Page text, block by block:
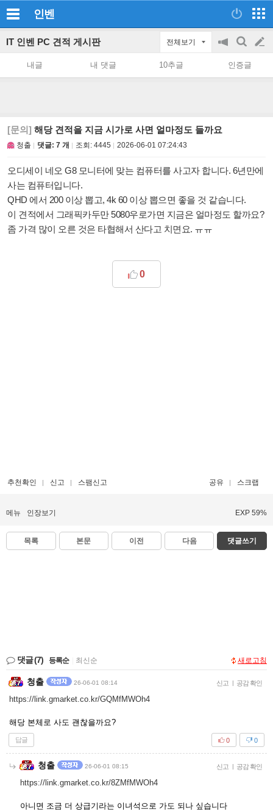
인벤
IT 인벤 PC 견적 게시판 전체보기
공
on/off
검
색
글
쓰
내글 내 댓글 10추글 인증글
[문의] 해당 견적을 지금 시가로 사면 얼마정도 들까요
청출 댓글: 7 개 조회: 4445 2026-06-01 07:24:43
오디세이 네오 G8 모니터에 맞는 컴퓨터를 사고자 합니다. 6년만에
사는 컴퓨터입니다.
QHD 에서 200 이상 뽑고, 4k 60 이상 뽑으면 좋을 것 같습니다.
이 견적에서 그래픽카두만 5080우로가면 지금은 얼마정도 할까요?
좀 가격 많이 오른 것은 타협해서 산다고 치면요. ㅠㅠ
0
추천확인 신고 스팸신고 공유 스크랩
메뉴 인장보기 EXP 59%
목록 본문 이전 다음 댓글쓰기
댓글(7) 등록순 최신순 새로고침
청출 26-06-01 08:14 신고 | 공감 확인
https://link.gmarket.co.kr/GQMfMWOh4
해당 본체로 사도 괜찮을까요?
답글 0
0
청출 26-06-01 08:15 신고 | 공감 확인
https://link.gmarket.co.kr/8ZMfMWOh4
아니면 조금 더 상급기라는 이녀석으로 가도 되나 싶습니다